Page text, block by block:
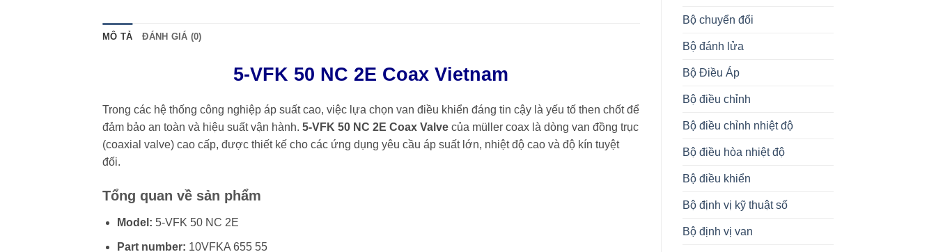
Bộ chuyển đổi
Bộ đánh lửa
Bộ Điều Áp
Bộ điều chỉnh
Bộ điều chỉnh nhiệt độ
Bộ điều hòa nhiệt độ
Bộ điều khiển
Bộ định vị kỹ thuật số
Bộ định vị van
MÔ TẢ ĐÁNH GIÁ (0)
5-VFK 50 NC 2E Coax Vietnam
Trong các hệ thống công nghiệp áp suất cao, việc lựa chọn van điều khiển đáng tin cậy là yếu tố then chốt để
đảm bảo an toàn và hiệu suất vận hành. 5-VFK 50 NC 2E Coax Valve của müller coax là dòng van đồng trục
(coaxial valve) cao cấp, được thiết kế cho các ứng dụng yêu cầu áp suất lớn, nhiệt độ cao và độ kín tuyệt
đối.
Tổng quan về sản phẩm
Model: 5-VFK 50 NC 2E
Part number: 10VFKA 655 55